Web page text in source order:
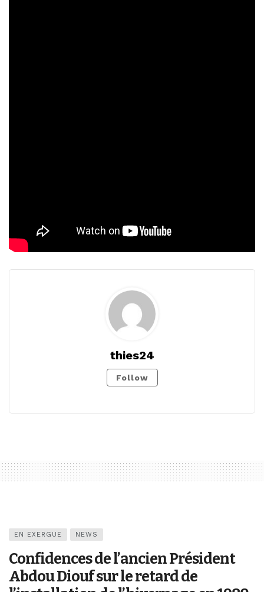
thies24
Follow
EN EXERGUE NEWS
Confidences de l’ancien Président
Abdou Diouf sur le retard de